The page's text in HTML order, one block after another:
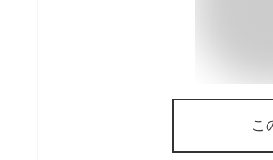
こ